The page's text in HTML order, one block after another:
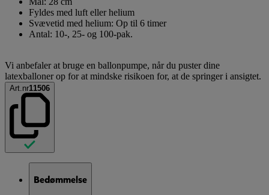
Fyldes med luft eller helium
Svævetid med helium: Op til 6 timer
Antal: 10-, 25- og 100-pak.
Vi anbefaler at bruge en ballonpumpe, når du puster dine
latexballoner op for at mindske risikoen for, at de springer i ansigtet.
Art.nr11506
Bedømmelse